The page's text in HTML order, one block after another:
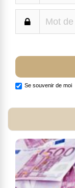
Se souvenir de moi